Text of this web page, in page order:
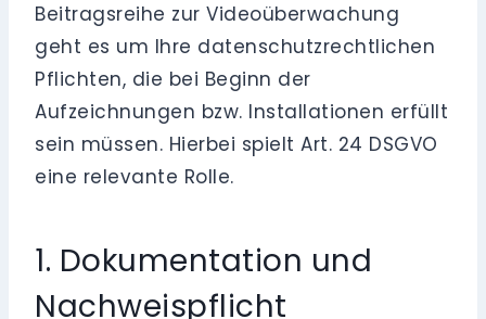
Beitragsreihe zur Videoüberwachung
geht es um Ihre datenschutzrechtlichen
Pflichten, die bei Beginn der
Aufzeichnungen bzw. Installationen erfüllt
sein müssen. Hierbei spielt Art. 24 DSGVO
eine relevante Rolle.
1. Dokumentation und
Nachweispflicht